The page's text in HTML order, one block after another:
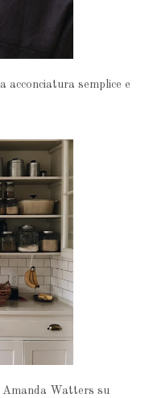
acconciatura semplice e
Amanda Watters su